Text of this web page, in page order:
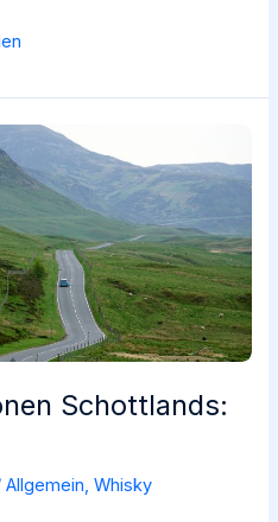
Schottlands:
Allgemein,Whisky